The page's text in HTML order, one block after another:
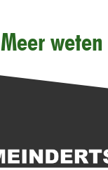
Meer